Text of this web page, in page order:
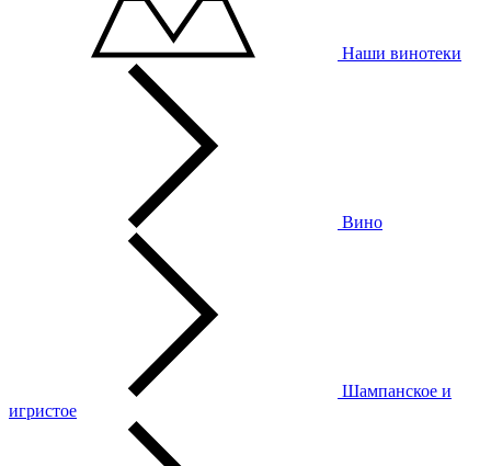
Наши винотеки
Вино
Шампанское и
игристое